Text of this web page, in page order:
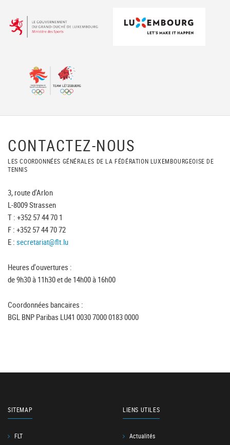
CONTACTEZ-NOUS
LES COORDONNÉES GÉNÉRALES DE LA FÉDÉRATION LUXEMBOURGEOISE DE
TENNIS
3, route d'Arlon
L-8009 Strassen
T : +352 57 44 70 1
F : +352 57 44 70 72
E : secretariat@flt.lu
Heures d'ouvertures :
de 9h30 à 11h30 et de 14h00 à 16h00
Coordonnées bancaires :
BGL BNP Paribas LU41 0030 7000 0183 0000
SITEMAP
FLT
LIENS UTILES
Actualités